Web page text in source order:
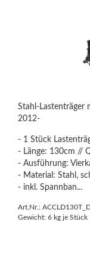
Stahl-Lastenträger
2012-
- 1 Stück
- Länge: 130cm //
- Ausführung:
- Material: Stahl,
- inkl. Spannban...
Art.Nr.:
Gewicht: 6 kg je Stück